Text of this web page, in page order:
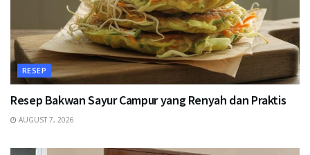
RESEP
Resep Bakwan Sayur Campur yang Renyah dan Praktis
AUGUST 7, 2026